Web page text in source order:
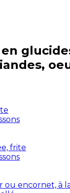
frite
ou encornet, à